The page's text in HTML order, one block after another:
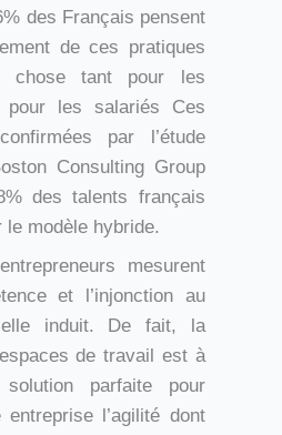
des Français pensent
de ces pratiques
chose tant pour les
pour les salariés Ces
par l’étude
Consulting Group
des talents français
modèle hybride.
mesurent
et l’injonction au
induit. De fait, la
de travail est à
solution parfaite pour
l’agilité dont